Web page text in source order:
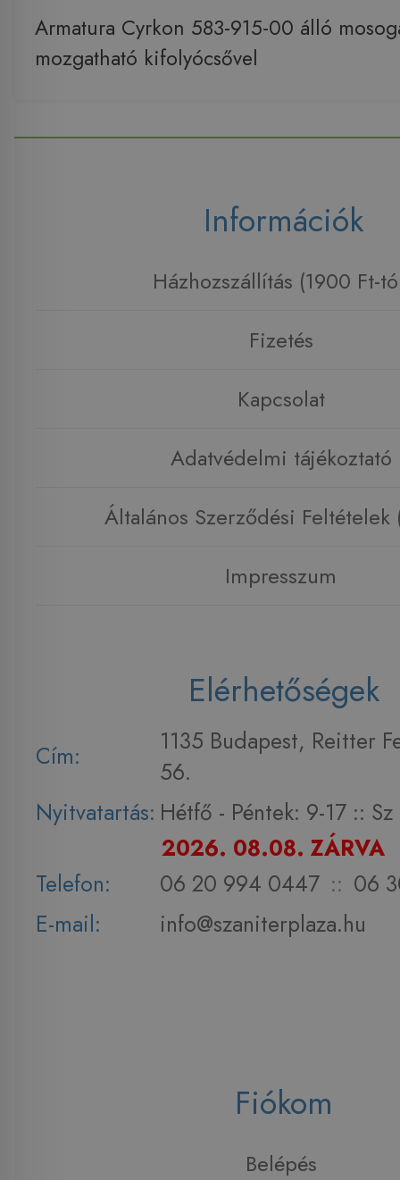
Armatura Cyrkon 583-915-00 álló
mozgatható kifolyócsővel
Információk
Házhozszállítás (1900 Ft-
Fizetés
Kapcsolat
Adatvédelmi tájékoztató
Általános Szerződési Feltételek
Impresszum
Elérhetőségek
Cím:
1135 Budapest, Reitter
56.
Nyitvatartás: Hétfő - Péntek: 9-17 :: Sz
2026. 08.08. ZÁRVA
Telefon:
06 20 994 0447 :: 06
E-mail:
info@szaniterplaza.hu
Fiókom
Belépés